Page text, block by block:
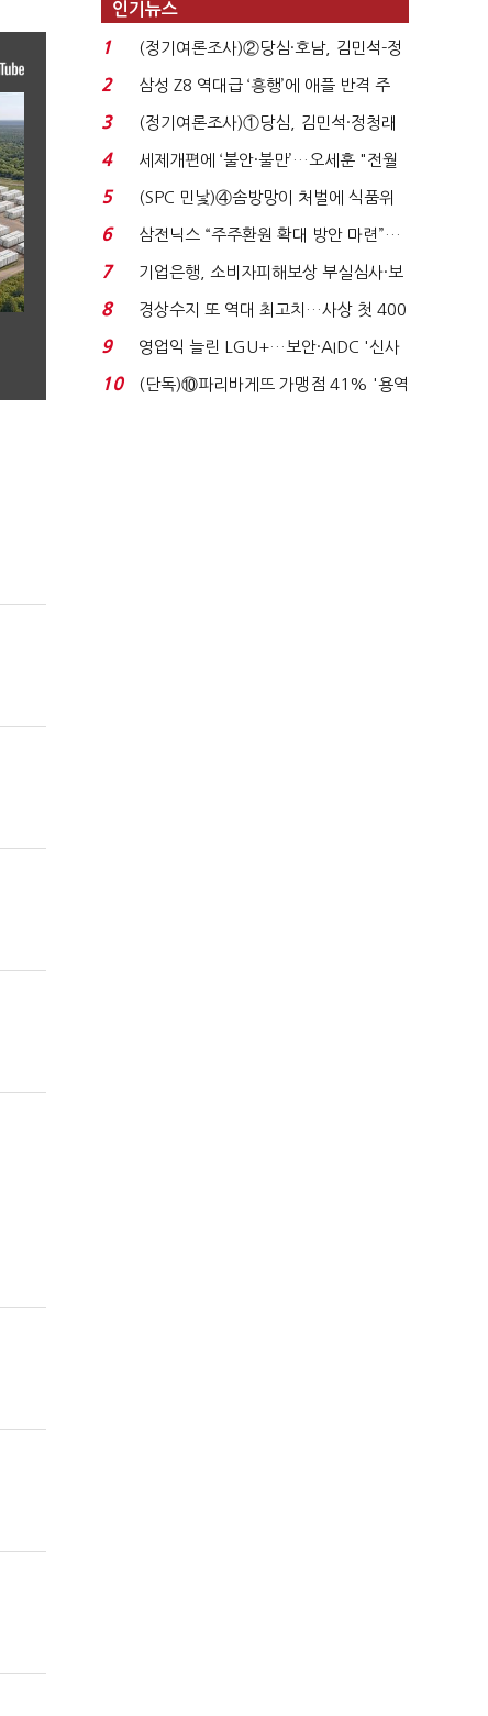
인기뉴스
1
(정기여론조사)②당심·호남, 김민석-정
청래 '초접전'...
2
삼성 Z8 역대급 ‘흥행’에 애플 반격 주
목…9월 ‘폴...
3
(정기여론조사)①당심, 김민석·정청래
'초접전'…대통령 ...
4
세제개편에 ‘불안·불만’…오세훈 "전월
세 구하기 더 ...
5
(SPC 민낯)④솜방망이 처벌에 식품위
생법 위반 반복...
6
삼전닉스 “주주환원 확대 방안 마련”…
로이터에 성명...
7
기업은행, 소비자피해보상 부실심사·보
이스피싱 공시 ...
8
경상수지 또 역대 최고치…사상 첫 400
억달러에 '3% 성...
9
영업익 늘린 LGU+…보안·AIDC '신사
업 드라이브'...
10
(단독)⑩파리바게뜨 가맹점 41% '용역